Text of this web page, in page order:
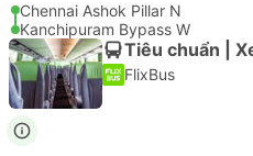
Chennai Ashok Pillar N
Kanchipuram Bypass W
Tiêu chuẩn |
FlixBus